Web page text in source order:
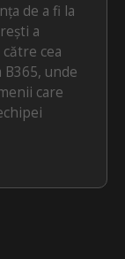
de a fi la
a
cea
B365, unde
care